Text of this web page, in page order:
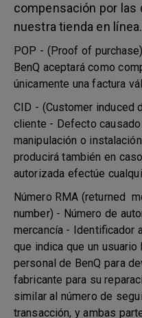
compensación por las
nuestra tienda en línea.
POP - (Proof of
BenQ aceptará como
únicamente una factura
CID - (Customer induced
cliente - Defecto
manipulación o
producirá también en
autorizada efectúe
Número RMA (returned
number) - Número de
mercancía - Identificador
que indica que un
personal de BenQ para
fabricante para su
similar al número de
transacción, y ambas